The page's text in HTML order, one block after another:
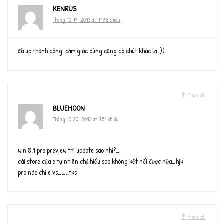
KENRUS
Tháng 10 19, 2013 at 11:48 chiều
đã up thành công. cảm giác dùng cũng có chút khác lạ :))
Phản hồi
BLUEMOON
Tháng 10 20, 2013 at 9:51 chiều
win 8.1 pro preview thì update sao nhỉ?…
cái store của e tự nhiên chả hiểu sao không kết nối được nữa…hjk
pro nào chỉ e vs……..tks
Phản hồi